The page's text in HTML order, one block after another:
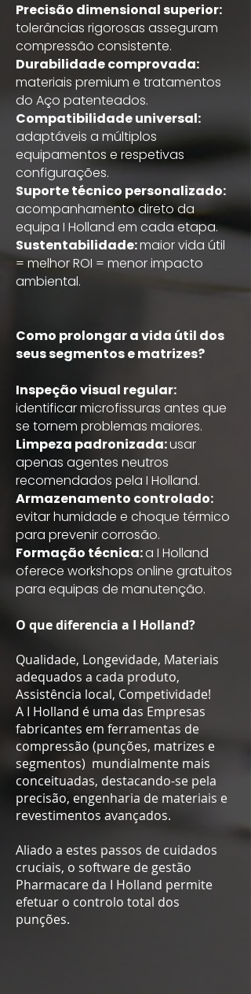
Precisão dimensional superior:
tolerâncias rigorosas asseguram
compressão consistente.
Durabilidade comprovada:
materiais premium e tratamentos
do Aço patenteados.
Compatibilidade universal:
adaptáveis a múltiplos
equipamentos e respetivas
configurações.
Suporte técnico personalizado:
acompanhamento direto da
equipa I Holland em cada etapa.
Sustentabilidade:maior vida útil
= melhor ROI = menor impacto
ambiental.
Como prolongar a vida útil dos
seus segmentos e matrizes?
Inspeção visual regular:
identificar microfissuras antes que
se tornem problemas maiores.
Limpeza padronizada:usar
apenas agentes neutros
recomendados pela I Holland.
Armazenamento controlado:
evitar humidade e choque térmico
para prevenir corrosão.
Formação técnica:a I Holland
oferece workshops online gratuitos
para equipas de manutenção.
O que diferencia a I Holland?
Qualidade, Longevidade, Materiais
adequados a cada produto,
Assistência local, Competividade!
​A I Holland é uma das Empresas
fabricantes em ferramentas de
compressão (punções, matrizes e
segmentos) mundialmente mais
conceituadas, destacando-se pela
precisão, engenharia de materiais e
revestimentos avançados.​
Aliado a estes passos de cuidados
cruciais, o software de gestão
Pharmacare da I Holland permite
efetuar o controlo total dos
punções.